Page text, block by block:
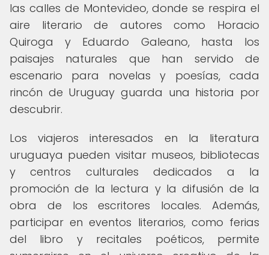
las calles de Montevideo, donde se respira el
aire literario de autores como Horacio
Quiroga y Eduardo Galeano, hasta los
paisajes naturales que han servido de
escenario para novelas y poesías, cada
rincón de Uruguay guarda una historia por
descubrir.
Los viajeros interesados en la literatura
uruguaya pueden visitar museos, bibliotecas
y centros culturales dedicados a la
promoción de la lectura y la difusión de la
obra de los escritores locales. Además,
participar en eventos literarios, como ferias
del libro y recitales poéticos, permite